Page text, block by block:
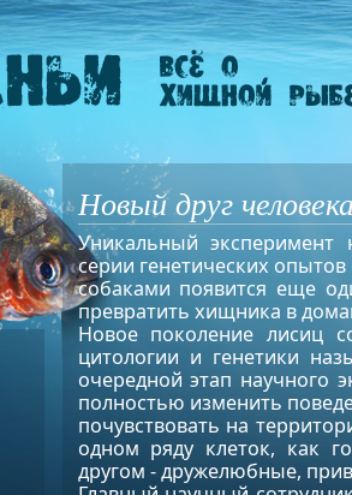
Новый друг
Уникальный эксперимент
серии генетических
собаками появится еще
превратить хищника в
Новое поколение лисиц
цитологии и генетики
очередной этап научного
полностью изменить
почувствовать на
одном ряду клеток, как
другом - дружелюбные,